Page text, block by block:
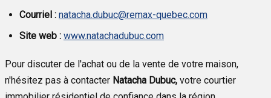
Courriel : natacha.dubuc@remax-quebec.com
Site web : www.natachadubuc.com
Pour discuter de l'achat ou de la vente de votre maison,
n'hésitez pas à contacter Natacha Dubuc, votre courtier